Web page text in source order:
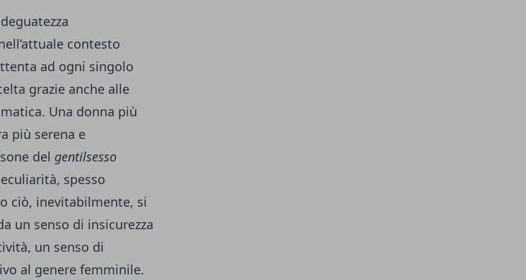
contesto
ad ogni singolo
grazie anche alle
Una donna più
più serena e
del gentilsesso
spesso
ciò, inevitabilmente, si
un senso di insicurezza
un senso di
al genere femminile.